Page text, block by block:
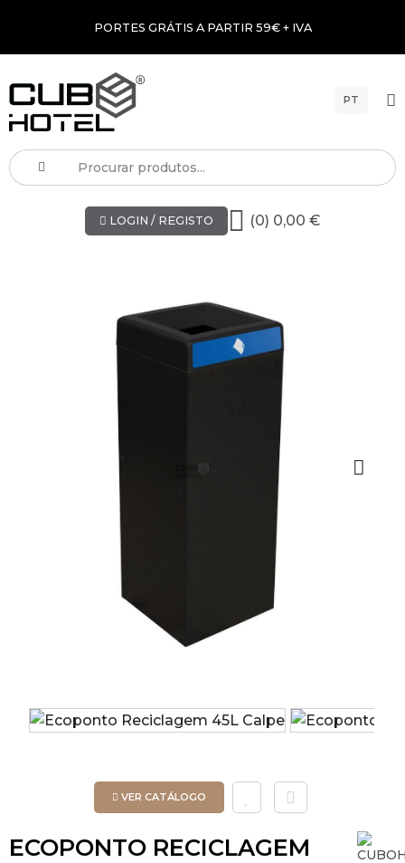
PORTES GRÁTIS A PARTIR 59€ + IVA
PT
LOGIN / REGISTO (0) 0,00 €
VER CATÁLOGO
ECOPONTO RECICLAGEM